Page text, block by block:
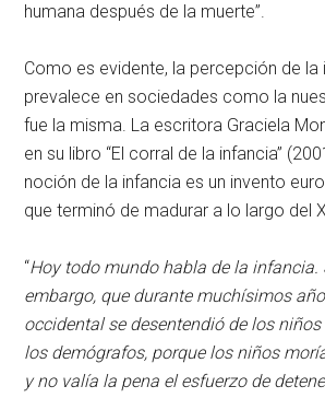
humana después de la muerte”.
Como es evidente, la percepción de la
prevalece en sociedades como la
fue la misma. La escritora Graciela
en su libro “El corral de la infancia”
noción de la infancia es un invento
que terminó de madurar a lo largo del
“Hoy todo mundo habla de la infancia.
embargo, que durante muchísimos
occidental se desentendió de los
los demógrafos, porque los niños
y no valía la pena el esfuerzo de